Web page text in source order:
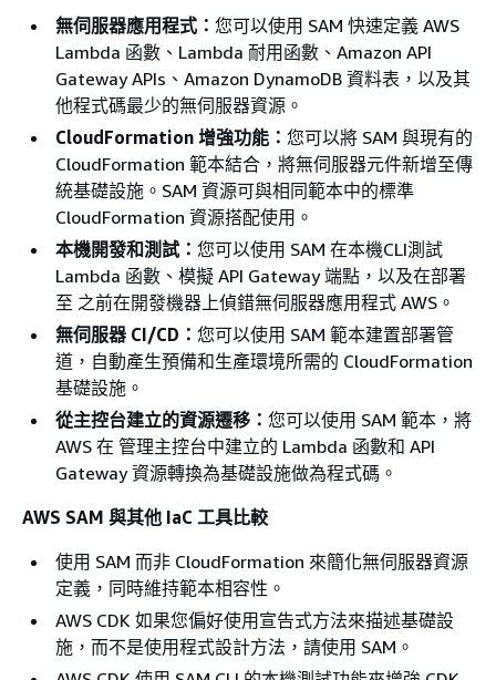
無伺服器應用程式： 您可以使用 SAM 快速定義 AWS
Lambda 函數、Lambda 耐用函數、Amazon API
Gateway APIs、Amazon DynamoDB 資料表，以及其
他程式碼最少的無伺服器資源。
CloudFormation 增強功能： 您可以將 SAM 與現有的
CloudFormation 範本結合，將無伺服器元件新增至傳
統基礎設施。SAM 資源可與相同範本中的標準
CloudFormation 資源搭配使用。
本機開發和測試： 您可以使用 SAM 在本機CLI測試
Lambda 函數、模擬 API Gateway 端點，以及在部署
至 之前在開發機器上偵錯無伺服器應用程式 AWS。
無伺服器 CI/CD： 您可以使用 SAM 範本建置部署管
道，自動產生預備和生產環境所需的 CloudFormation
基礎設施。
從主控台建立的資源遷移： 您可以使用 SAM 範本，將
AWS 在 管理主控台中建立的 Lambda 函數和 API
Gateway 資源轉換為基礎設施做為程式碼。
AWS SAM 與其他 IaC 工具比較
使用 SAM 而非 CloudFormation 來簡化無伺服器資源
定義，同時維持範本相容性。
AWS CDK 如果您偏好使用宣告式方法來描述基礎設
施，而不是使用程式設計方法，請使用 SAM。